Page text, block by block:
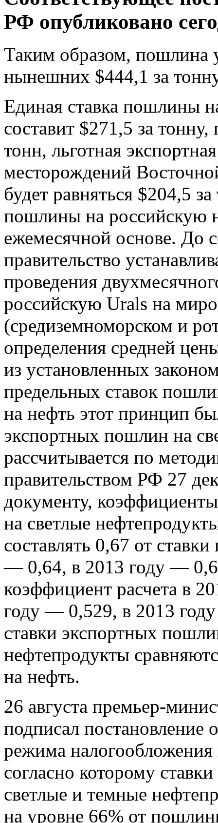
РФ опубликовано
Таким образом, пошлина
нынешних $444,1 за
Единая ставка пошлины
составит $271,5 за
тонн, льготная
месторождений
будет равняться $204,5
пошлины на российскую
ежемесячной основе. До
правительство
проведения
российскую Urals на
(средиземноморском и
определения средней
из установленных
предельных ставок
на нефть этот принцип
экспортных пошлин на
рассчитывается по
правительством РФ 27
документу,
на светлые
составлять 0,67 от
— 0,64, в 2013 году —
коэффициент расчета в
году — 0,529, в 2013
ставки экспортных
нефтепродукты
на нефть.
26 августа премьер-
подписал постановление
режима
согласно которому
светлые и темные
на уровне 66% от